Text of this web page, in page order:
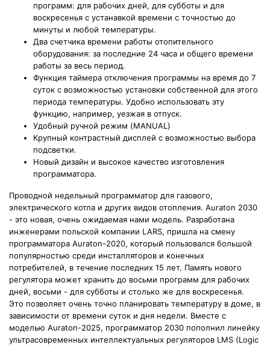
программ: для рабочих дней, для субботы и для
воскресенья с устанавкой времени с точностью до
минуты и любой температуры.
Два счетчика времени работы отопительного
оборудования: за последние 24 часа и общего времени
работы за весь период.
Функция таймера отключения программы на время до 7
суток с возможностью установки собственной для этого
периода температуры. Удобно использовать эту
функцию, например, уезжая в отпуск.
Удобный ручной режим (MANUAL)
Крупный контрастный дисплей с возможностью выбора
подсветки.
Новый дизайн и высокое качество изготовления
программатора.
Проводной недельный программатор для газового,
электрического котла и других видов отопления. Auraton 2030
- это новая, очень ожидаемая нами модель. Разработана
инженерами польской компании LARS, пришла на смену
программатора Auraton-2020, который пользовался большой
популярностью среди инсталляторов и конечных
потребителей, в течение последних 15 лет. Память нового
регулятора может хранить до восьми программ для рабочих
дней, восьми - для субботы и столько же для воскресенья.
Это позволяет очень точно планировать температуру в доме, в
зависимости от времени суток и дня недели. Вместе с
моделью Auraton-2025, программатор 2030 пополнил линейку
ультрасовременных интеллектуальных регуляторов LMS (Logic